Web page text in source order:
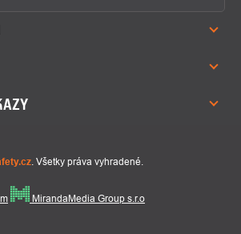
MirandaMedia Group s.r.o
. Všetky práva vyhradené.